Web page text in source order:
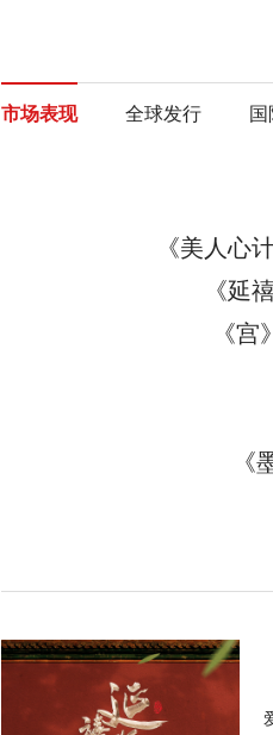
市场表现 全球发行
《美人心
《延
《